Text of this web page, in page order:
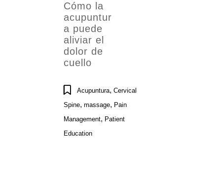
Cómo la
acupuntur
a puede
aliviar el
dolor de
cuello
Acupuntura, Cervical
Spine, massage, Pain
Management, Patient
Education